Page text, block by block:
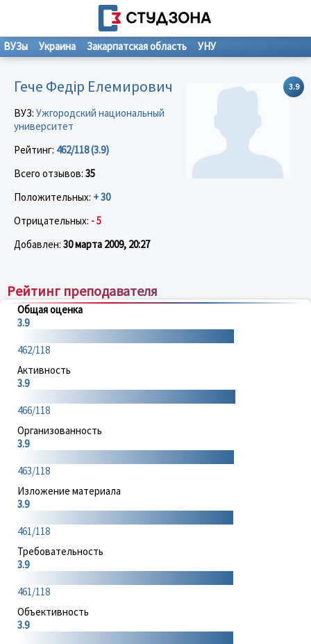
ВУЗы Украина Закарпатская область УНУ
3.9
Гече Федір Елемирович
ВУЗ: Ужгородский национальный
университет
Рейтинг: 462/118 (3.9)
Всего отзывов: 35
Положительных: + 30
Отрицательных: - 5
Добавлен: 30 марта 2009, 20:27
Рейтинг преподавателя
Общая оценка
3.9
462/118
Активность
3.9
466/118
Организованность
3.9
463/118
Изложение материала
3.9
461/118
Требовательность
3.9
461/118
Объективность
3.9